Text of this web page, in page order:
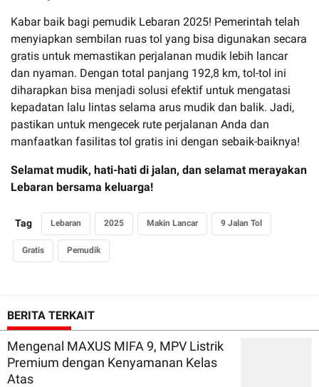
Kabar baik bagi pemudik Lebaran 2025! Pemerintah telah
menyiapkan sembilan ruas tol yang bisa digunakan secara
gratis untuk memastikan perjalanan mudik lebih lancar
dan nyaman. Dengan total panjang 192,8 km, tol-tol ini
diharapkan bisa menjadi solusi efektif untuk mengatasi
kepadatan lalu lintas selama arus mudik dan balik. Jadi,
pastikan untuk mengecek rute perjalanan Anda dan
manfaatkan fasilitas tol gratis ini dengan sebaik-baiknya!
Selamat mudik, hati-hati di jalan, dan selamat merayakan
Lebaran bersama keluarga!
Tag Lebaran 2025 Makin Lancar 9 Jalan Tol
Gratis Pemudik
BERITA TERKAIT
Mengenal MAXUS MIFA 9, MPV Listrik
Premium dengan Kenyamanan Kelas
Atas